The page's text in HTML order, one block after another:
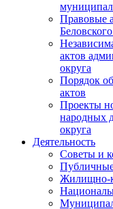
Правовые
актов
округа
Порядок
актов
Проекты
народных
округа
Деятельность
Советы и
Жилищно-